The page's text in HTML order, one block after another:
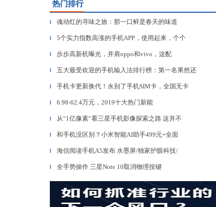
热门排行
▎ 魂动红的寻味之旅：那一口鲜是春天的味道
▎ 5个实力指数高涨的手机APP，使用起来，个个
▎ 步步高新机曝光，并肩oppo和vivo，这配
▎ 五大最受欢迎的手机输入法排行榜：第一名果然还
▎ 手机卡更新换代！永别了手机SIM卡，全国无卡
▎ 6.98-62.4万元，2019十大热门新能
▎ 从“1亿像素”看三星手机影像探索之路 这并不
▎ 和手机没区别？小米智能AI助手499元+全面
▎ 海信阅读手机A5发布 水墨屏/独家护眼科技/
▎ 全手势操作 三星Note 10取消物理按键